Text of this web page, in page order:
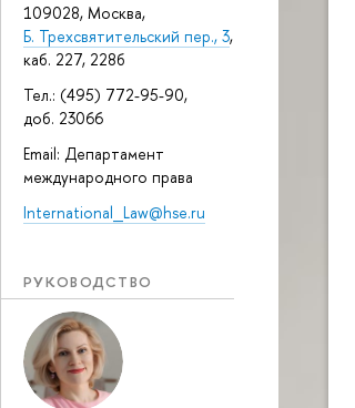
109028, Москва,
Б. Трехсвятительский пер., 3,
каб. 227, 228б
Тел.: (495) 772-95-90,
доб. 23066
Email: Департамент
международного права
International_Law@hse.ru
РУКОВОДСТВО